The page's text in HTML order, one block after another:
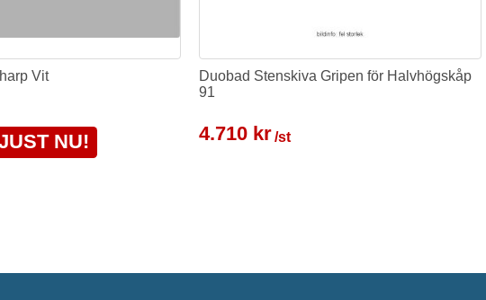
Vit
NU!
Duobad Stenskiva Gripen för Halvhögskåp
91
4.710 kr/st